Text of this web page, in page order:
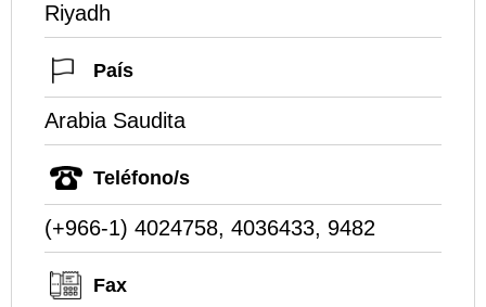
Riyadh
País
Arabia Saudita
Teléfono/s
(+966-1) 4024758, 4036433, 9482
Fax